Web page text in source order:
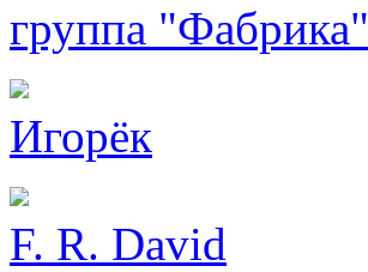
группа "Фабрика"
Игорёк
F. R. David